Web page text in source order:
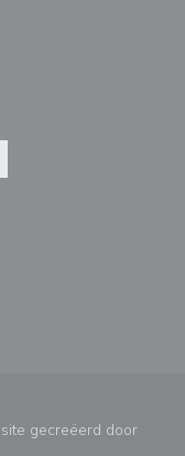
in een nieuw
((opent in een
gecreëerd door